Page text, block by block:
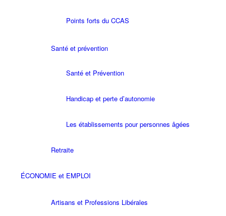
Points forts du CCAS
Santé et prévention
Santé et Prévention
Handicap et perte d’autonomie
Les établissements pour personnes âgées
Retraite
ÉCONOMIE et EMPLOI
Artisans et Professions Libérales